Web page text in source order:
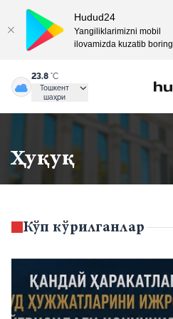
23.8 °C
Тошкент
шаҳри
Ҳуқуқ
Кўп кўрилганлар
Hudud24
Yangiliklarimizni mobil
ilovamizda kuzatib boring.